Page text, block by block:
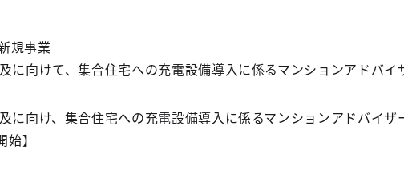
規事業
に向けて、集合住宅への充電設備導入に係るマンションアドバイ
に向け、集合住宅への充電設備導入に係るマンションアドバイザ
】